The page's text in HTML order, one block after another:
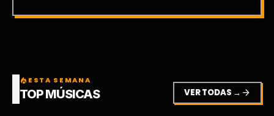
local_fire_department ESTA SEMANA
TOP MÚSICAS VER TODAS → arrow_forward